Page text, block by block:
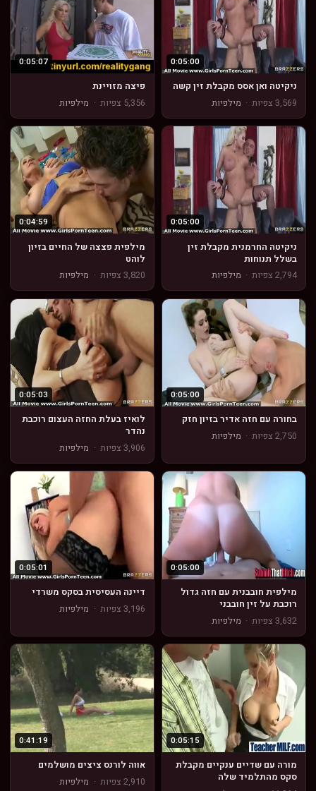
0:05:00
ניקיטה ואן אסס מקבלת זין קשה
3,569 צפיות
· מילפיות
0:05:07
פיצה מזויינת
5,356 צפיות
· מילפיות
0:05:00
ניקיטה החרמנית מקבלת זין
בשלל תנוחות
2,794 צפיות
· מילפיות
0:04:59
מילפית פצצה של החיים בזיון
לוהט
3,820 צפיות
· מילפיות
0:05:00
בחורה עם חזה אדיר בזיון חזק
2,750 צפיות
· מילפיות
0:05:03
לואיז בעלת החזה העצום רוכבת
נהדר
3,906 צפיות
· מילפיות
0:05:00
מילפית חובבנית עם חזה גדול
רוכבת על זין חובבני
3,632 צפיות
· מילפיות
0:05:01
דיינה העסיסית בסקס משרדי
3,196 צפיות
· מילפיות
0:05:15
מורה עם שדיים ענקיים מקבלת
סקס מהתלמיד שלה
0:41:19
אווה לורנס ציצים מושלמים
2,910 צפיות
· מילפיות